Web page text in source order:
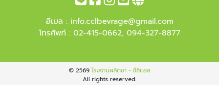
อีเมล : info.cclbevrage@gmail.com
โทรศัพท์ : 02-415-0662, 094-327-8877
© 2569 โรงงานผลิตชา - ซีซีแอล
All rights reserved.